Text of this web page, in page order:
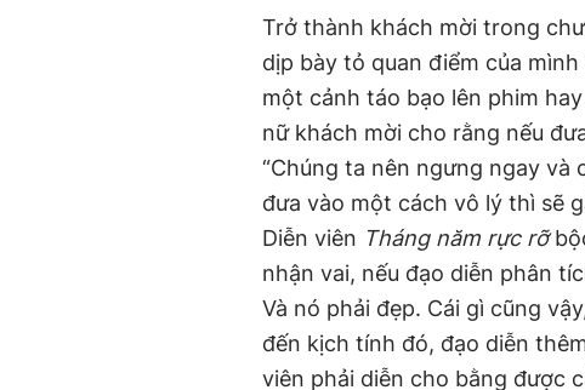
Trở thành khách mời trong
dịp bày tỏ quan điểm của
một cảnh táo bạo lên phim
nữ khách mời cho rằng nếu
“Chúng ta nên ngưng ngay
đưa vào một cách vô lý thì sẽ
Diễn viên Tháng năm rực rỡ
nhận vai, nếu đạo diễn phân
Và nó phải đẹp. Cái gì cũng
đến kịch tính đó, đạo diễn
viên phải diễn cho bằng được